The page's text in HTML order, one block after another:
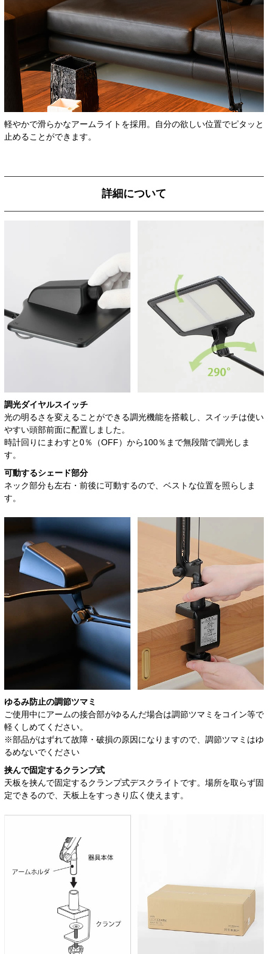
軽やかで滑らかなアームライトを採用。自分の欲しい位置でピタッと
止めることができます。
詳細について
調光ダイヤルスイッチ
光の明るさを変えることができる調光機能を搭載し、スイッチは使い
やすい頭部前面に配置しました。
時計回りにまわすと0％（OFF）から100％まで無段階で調光しま
す。
可動するシェード部分
ネック部分も左右・前後に可動するので、ベストな位置を照らしま
す。
ゆるみ防止の調節ツマミ
ご使用中にアームの接合部がゆるんだ場合は調節ツマミをコイン等で
軽くしめてください。
※部品がはずれて故障・破損の原因になりますので、調節ツマミはゆ
るめないでください
挟んで固定するクランプ式
天板を挟んで固定するクランプ式デスクライトです。場所を取らず固
定できるので、天板上をすっきり広く使えます。